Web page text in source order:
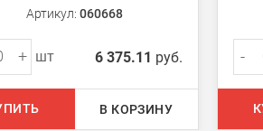
(внутри МКАД)
доставка при сумме заказа от 7000
Артикул: 060668
+ шт 6 375.11 руб.
В КОРЗИНУ
-